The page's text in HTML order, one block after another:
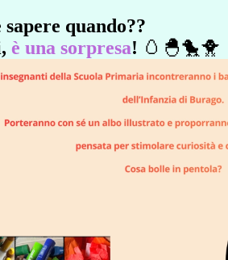
sapere quando??
è una sorpresa! 🥚🐣🐤🐥